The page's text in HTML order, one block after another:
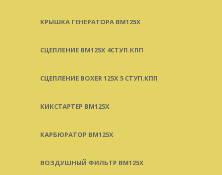
КРЫШКА ГЕНЕРАТОРА BM125X
СЦЕПЛЕНИЕ BM125X 4СТУП.КПП
СЦЕПЛЕНИЕ BOXER 125X 5 СТУП.КПП
КИКСТАРТЕР BM125X
КАРБЮРАТОР BM125X
ВОЗДУШНЫЙ ФИЛЬТР BM125X